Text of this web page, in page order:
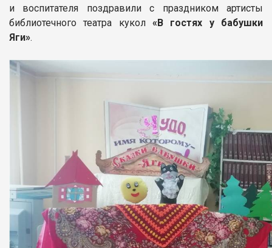
и воспитателя поздравили с праздником артисты
библиотечного театра кукол «В гостях у бабушки
Яги».